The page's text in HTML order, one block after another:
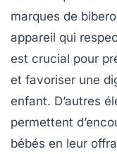
marques de
appareil qui
est crucial pour
et favoriser une
enfant. D’autres
permettent
bébés en leur